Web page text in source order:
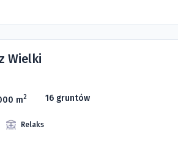
Wielki
m2 16 gruntów
Relaks